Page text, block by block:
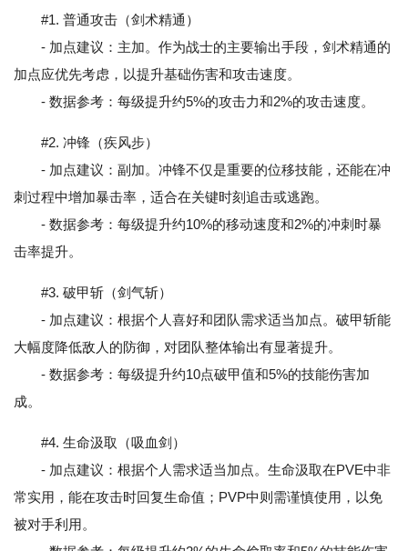
#1. 普通攻击（剑术精通）
- 加点建议：主加。作为战士的主要输出手段，剑术精通的
加点应优先考虑，以提升基础伤害和攻击速度。
- 数据参考：每级提升约5%的攻击力和2%的攻击速度。
#2. 冲锋（疾风步）
- 加点建议：副加。冲锋不仅是重要的位移技能，还能在冲
刺过程中增加暴击率，适合在关键时刻追击或逃跑。
- 数据参考：每级提升约10%的移动速度和2%的冲刺时暴
击率提升。
#3. 破甲斩（剑气斩）
- 加点建议：根据个人喜好和团队需求适当加点。破甲斩能
大幅度降低敌人的防御，对团队整体输出有显著提升。
- 数据参考：每级提升约10点破甲值和5%的技能伤害加
成。
#4. 生命汲取（吸血剑）
- 加点建议：根据个人需求适当加点。生命汲取在PVE中非
常实用，能在攻击时回复生命值；PVP中则需谨慎使用，以免
被对手利用。